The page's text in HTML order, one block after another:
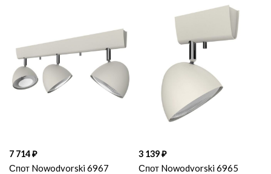
7 714
Спот Nowodvorski 6967
3 139
Спот Nowodvorski 6965